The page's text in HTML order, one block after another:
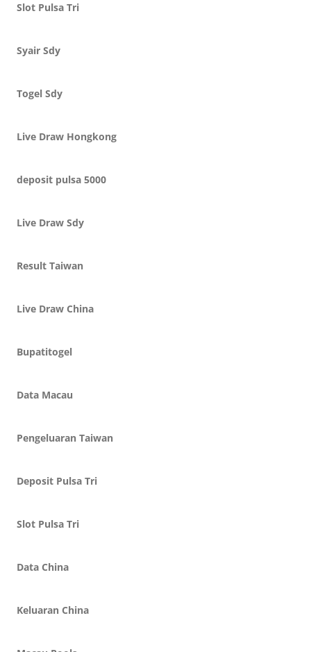
Slot Pulsa Tri
Syair Sdy
Togel Sdy
Live Draw Hongkong
deposit pulsa 5000
Live Draw Sdy
Result Taiwan
Live Draw China
Bupatitogel
Data Macau
Pengeluaran Taiwan
Deposit Pulsa Tri
Slot Pulsa Tri
Data China
Keluaran China